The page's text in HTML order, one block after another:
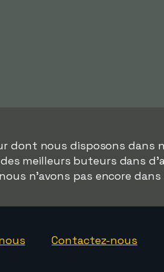
dont nous disposons dans
meilleurs buteurs dans
n'avons pas encore
Contactez-nous